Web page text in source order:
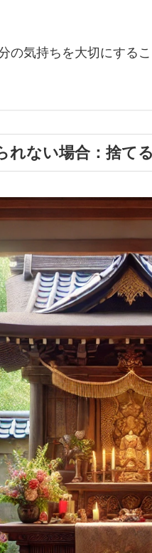
の気持ちを大切にする
れない場合：捨て